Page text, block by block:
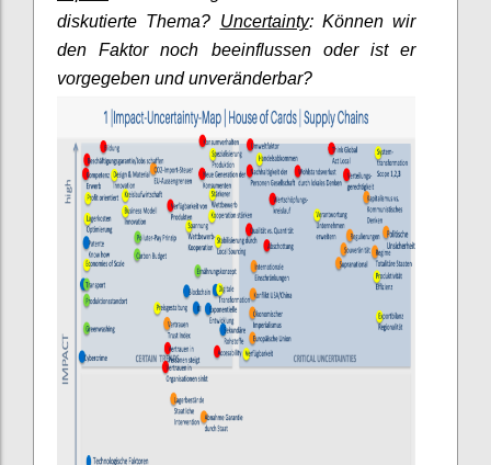
diskutierte Thema? Uncertainty: Können wir
den Faktor noch beeinflussen oder ist er
vorgegeben und unveränderbar?